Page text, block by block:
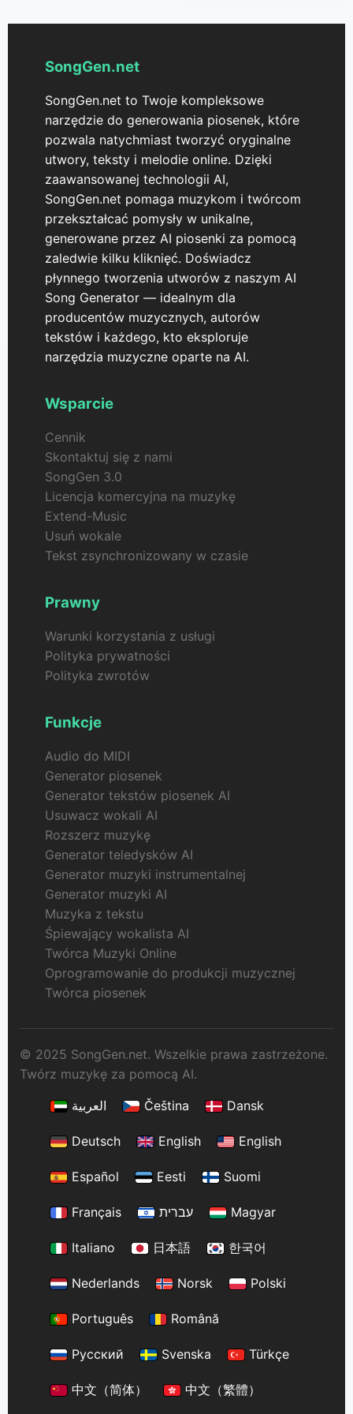
SongGen.net
SongGen.net to Twoje kompleksowe
narzędzie do generowania piosenek, które
pozwala natychmiast tworzyć oryginalne
utwory, teksty i melodie online. Dzięki
zaawansowanej technologii AI,
SongGen.net pomaga muzykom i twórcom
przekształcać pomysły w unikalne,
generowane przez AI piosenki za pomocą
zaledwie kilku kliknięć. Doświadcz
płynnego tworzenia utworów z naszym AI
Song Generator — idealnym dla
producentów muzycznych, autorów
tekstów i każdego, kto eksploruje
narzędzia muzyczne oparte na AI.
Wsparcie
Cennik
Skontaktuj się z nami
SongGen 3.0
Licencja komercyjna na muzykę
Extend-Music
Usuń wokale
Tekst zsynchronizowany w czasie
Prawny
Warunki korzystania z usługi
Polityka prywatności
Polityka zwrotów
Funkcje
Audio do MIDI
Generator piosenek
Generator tekstów piosenek AI
Usuwacz wokali AI
Rozszerz muzykę
Generator teledysków AI
Generator muzyki instrumentalnej
Generator muzyki AI
Muzyka z tekstu
Śpiewający wokalista AI
Twórca Muzyki Online
Oprogramowanie do produkcji muzycznej
Twórca piosenek
© 2025 SongGen.net. Wszelkie prawa zastrzeżone.
Twórz muzykę za pomocą AI.
العربية
Čeština Dansk
Deutsch English English
Español Eesti Suomi
Français עברית Magyar
Italiano 日本語 한국어
Nederlands Norsk Polski
Português Română
Русский Svenska Türkçe
中文（简体） 中文（繁體）